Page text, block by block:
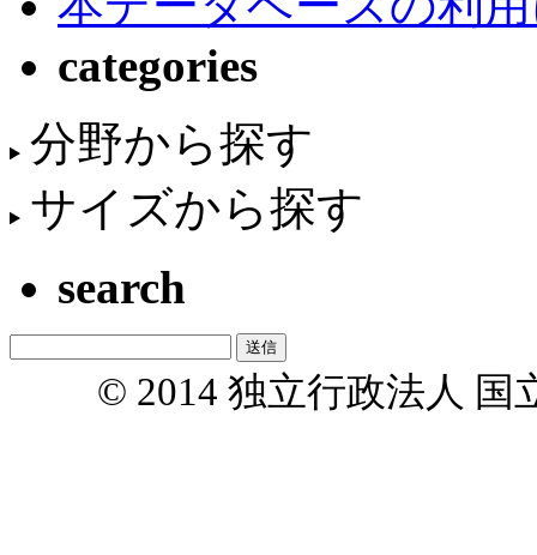
categories
分野から探す
サイズから探す
search
© 2014 独立行政法人 国